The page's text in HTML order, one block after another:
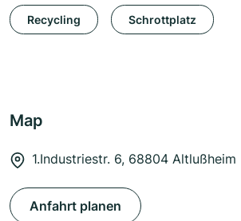
Recycling Schrottplatz
Map
1.Industriestr. 6, 68804 Altlußheim
Anfahrt planen